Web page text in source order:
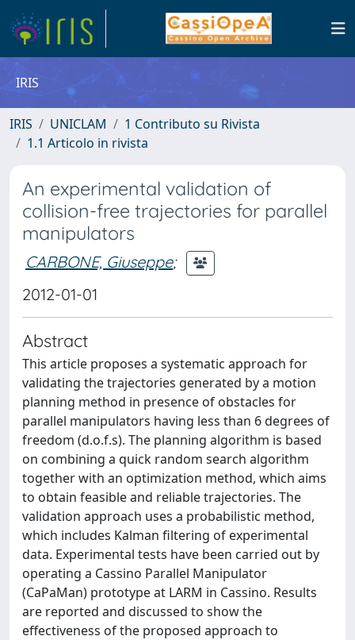
IRIS
IRIS UNICLAM
1 Contributo su Rivista
1.1 Articolo in rivista
An experimental validation of
collision-free trajectories for parallel
manipulators
CARBONE, Giuseppe;
2012-01-01
Abstract
This article proposes a systematic approach for
validating the trajectories generated by a motion
planning method in presence of obstacles for
parallel manipulators having less than 6 degrees of
freedom (d.o.f.s). The planning algorithm is based
on combining a quick random search algorithm
together with an optimization method, which aims
to obtain feasible and reliable trajectories. The
validation approach uses a probabilistic method,
which includes Kalman filtering of experimental
data. Experimental tests have been carried out by
operating a Cassino Parallel Manipulator
(CaPaMan) prototype at LARM in Cassino. Results
are reported and discussed to show the
effectiveness of the proposed approach to